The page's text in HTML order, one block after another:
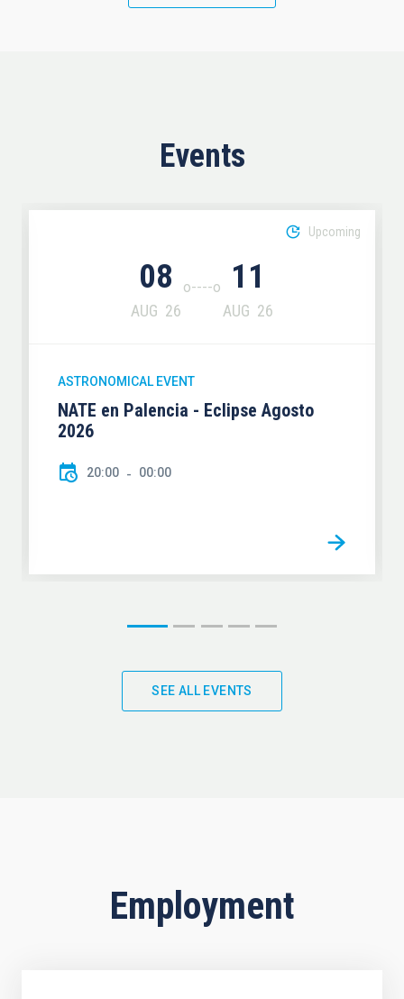
Events
08
AUG 26
11
AUG 26
Upcoming
ASTRONOMICAL EVENT
NATE en Palencia - Eclipse Agosto
2026
20:00 00:00
SEE ALL EVENTS
Employment